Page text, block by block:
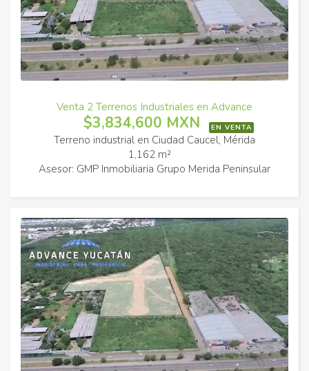
Venta 2 Terrenos Industriales en Advance
$3,834,600 MXN EN VENTA
Terreno industrial en Ciudad Caucel, Mérida
1,162 m²
Asesor: GMP Inmobiliaria Grupo Merida Peninsular